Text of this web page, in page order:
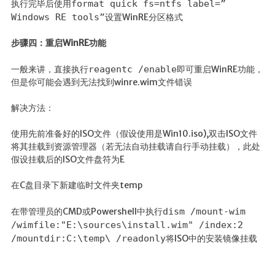
执行完毕后使用format quick fs=ntfs label=”
Windows RE tools”设置WinRE分区格式
步骤四：重启WinRE功能
一般来讲，直接执行reagentc /enable即可重启WinRE功能，
但是你可能会遇到无法找到winre.wim文件错误
解决方法：
使用先前准备好的ISO文件（假设使用是Win10.iso),双击ISO文件
将其挂载到资源管理器（若无法自动挂载请自行手动挂载），此处
假设挂载后的ISO文件盘符为E
在C盘目录下新建临时文件夹temp
在带管理员的CMD或Powershell中执行dism /mount-wim
/wimfile:"E:\sources\install.wim" /index:2
/mountdir:C:\temp\ /readonly将ISO中的安装镜像挂载